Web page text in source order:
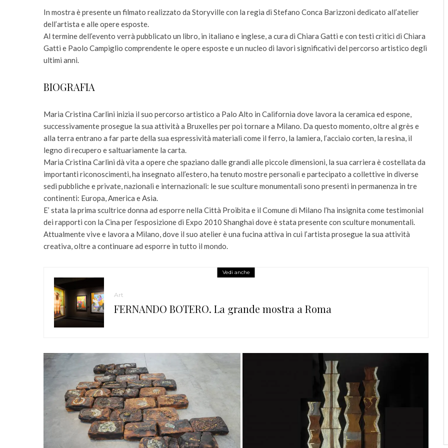
In mostra è presente un filmato realizzato da Storyville con la regia di Stefano Conca Barizzoni dedicato all’atelier
dell’artista e alle opere esposte.
Al termine dell’evento verrà pubblicato un libro, in italiano e inglese, a cura di Chiara Gatti e con testi critici di Chiara
Gatti e Paolo Campiglio comprendente le opere esposte e un nucleo di lavori significativi del percorso artistico degli
ultimi anni.
BIOGRAFIA
Maria Cristina Carlini inizia il suo percorso artistico a Palo Alto in California dove lavora la ceramica ed espone,
successivamente prosegue la sua attività a Bruxelles per poi tornare a Milano. Da questo momento, oltre al grès e
alla terra entrano a far parte della sua espressività materiali come il ferro, la lamiera, l’acciaio corten, la resina, il
legno di recupero e saltuariamente la carta.
Maria Cristina Carlini dà vita a opere che spaziano dalle grandi alle piccole dimensioni, la sua carriera è costellata da
importanti riconoscimenti, ha insegnato all’estero, ha tenuto mostre personali e partecipato a collettive in diverse
sedi pubbliche e private, nazionali e internazionali: le sue sculture monumentali sono presenti in permanenza in tre
continenti: Europa, America e Asia.
E’ stata la prima scultrice donna ad esporre nella Città Proibita e il Comune di Milano l’ha insignita come testimonial
dei rapporti con la Cina per l’esposizione di Expo 2010 Shanghai dove è stata presente con sculture monumentali.
Attualmente vive e lavora a Milano, dove il suo atelier è una fucina attiva in cui l’artista prosegue la sua attività
creativa, oltre a continuare ad esporre in tutto il mondo.
Vedi anche
Art
FERNANDO BOTERO. La grande mostra a Roma